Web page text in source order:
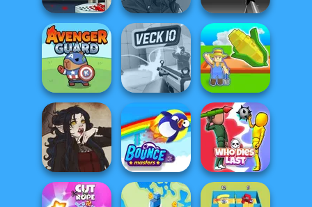
Handless
Millionaire
Manga Creator
Vampire Hunter
P...
Stickman War
Avenger Guard Veck.io
My Garden
Journey